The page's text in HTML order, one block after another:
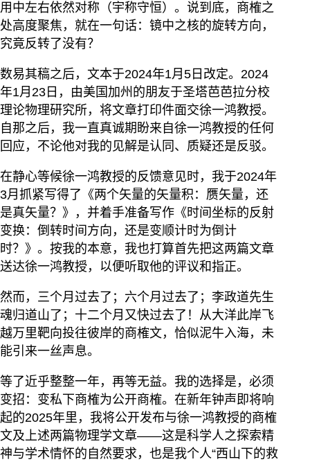
用中左右依然对称（宇称守恒）。说到底，商榷之
处高度聚焦，就在一句话：镜中之核的旋转方向，
究竟反转了没有？
数易其稿之后，文本于2024年1月5日改定。2024
年1月23日，由美国加州的朋友于圣塔芭芭拉分校
理论物理研究所，将文章打印件面交徐一鸿教授。
自那之后，我一直真诚期盼来自徐一鸿教授的任何
回应，不论他对我的见解是认同、质疑还是反驳。
在静心等候徐一鸿教授的反馈意见时，我于2024年
3月抓紧写得了《两个矢量的矢量积：赝矢量，还
是真矢量？》，并着手准备写作《时间坐标的反射
变换：倒转时间方向，还是变顺计时为倒计
时？》。按我的本意，我也打算首先把这两篇文章
送达徐一鸿教授，以便听取他的评议和指正。
然而，三个月过去了；六个月过去了；李政道先生
魂归道山了；十二个月又快过去了！从大洋此岸飞
越万里靶向投往彼岸的商榷文，恰似泥牛入海，未
能引来一丝声息。
等了近乎整整一年，再等无益。我的选择是，必须
变招：变私下商榷为公开商榷。在新年钟声即将响
起的2025年里，我将公开发布与徐一鸿教授的商榷
文及上述两篇物理学文章——这是科学人之探索精
神与学术情怀的自然要求，也是我个人“西山下的救